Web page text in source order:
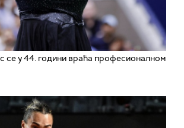
се у 44. години враћа професионалном